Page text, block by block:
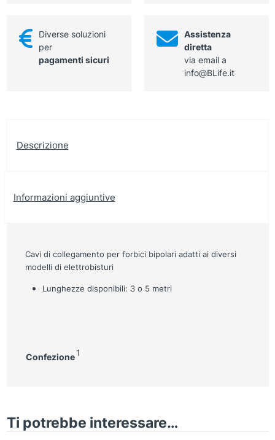
Diverse soluzioni
per
pagamenti sicuri
Assistenza
diretta
via email a
info@BLife.it
Descrizione
Informazioni aggiuntive
Cavi di collegamento per forbici bipolari adatti ai diversi
modelli di elettrobisturi
Lunghezze disponibili: 3 o 5 metri
Confezione 1
Ti potrebbe interessare…